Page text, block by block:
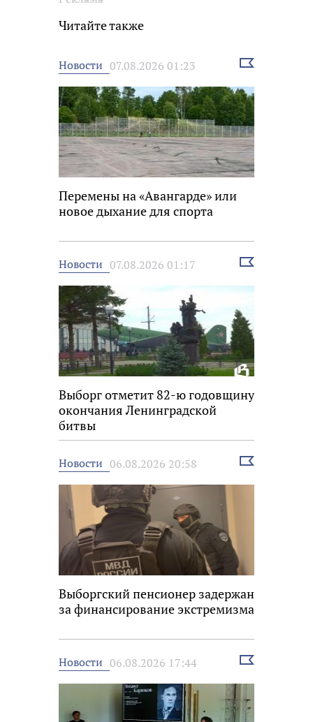
Читайте также
Новости 07.08.2026 01:23
Выбрать
Перемены на «Авангарде» или
новое дыхание для спорта
Новости 07.08.2026 01:17
Выбрать
Выборг отметит 82-ю годовщину
окончания Ленинградской
битвы
Новости 06.08.2026 20:58
Выбрать
Выборгский пенсионер задержан
за финансирование экстремизма
Новости 06.08.2026 17:44
Выбрать